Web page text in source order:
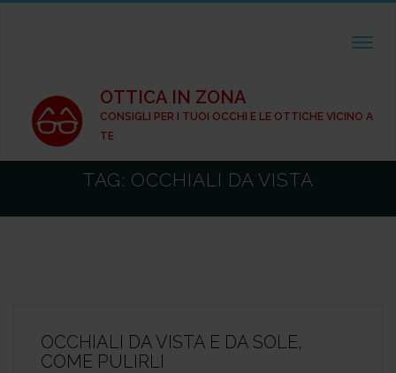
OTTICA IN ZONA
CONSIGLI PER I TUOI OCCHI E LE OTTICHE VICINO A
TE
TAG: OCCHIALI DA VISTA
OCCHIALI DA VISTA E DA SOLE,
COME PULIRLI